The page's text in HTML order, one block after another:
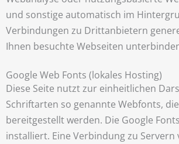
und sonstige automatisch im
Verbindungen zu Drittanbietern
Ihnen besuchte Webseiten
Google Web Fonts (lokales Hosting)
Diese Seite nutzt zur einheitlichen
Schriftarten so genannte Webfonts,
bereitgestellt werden. Die Google
installiert. Eine Verbindung zu